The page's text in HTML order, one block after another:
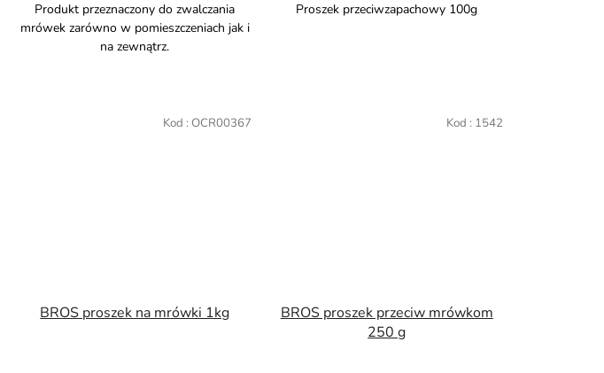
Produkt przeznaczony do zwalczania
mrówek zarówno w pomieszczeniach jak i
na zewnątrz.
Proszek przeciwzapachowy 100g
BROS proszek na mrówki 1kg
Kod : OCR00367
BROS proszek przeciw mrówkom
250 g
Kod : 1542